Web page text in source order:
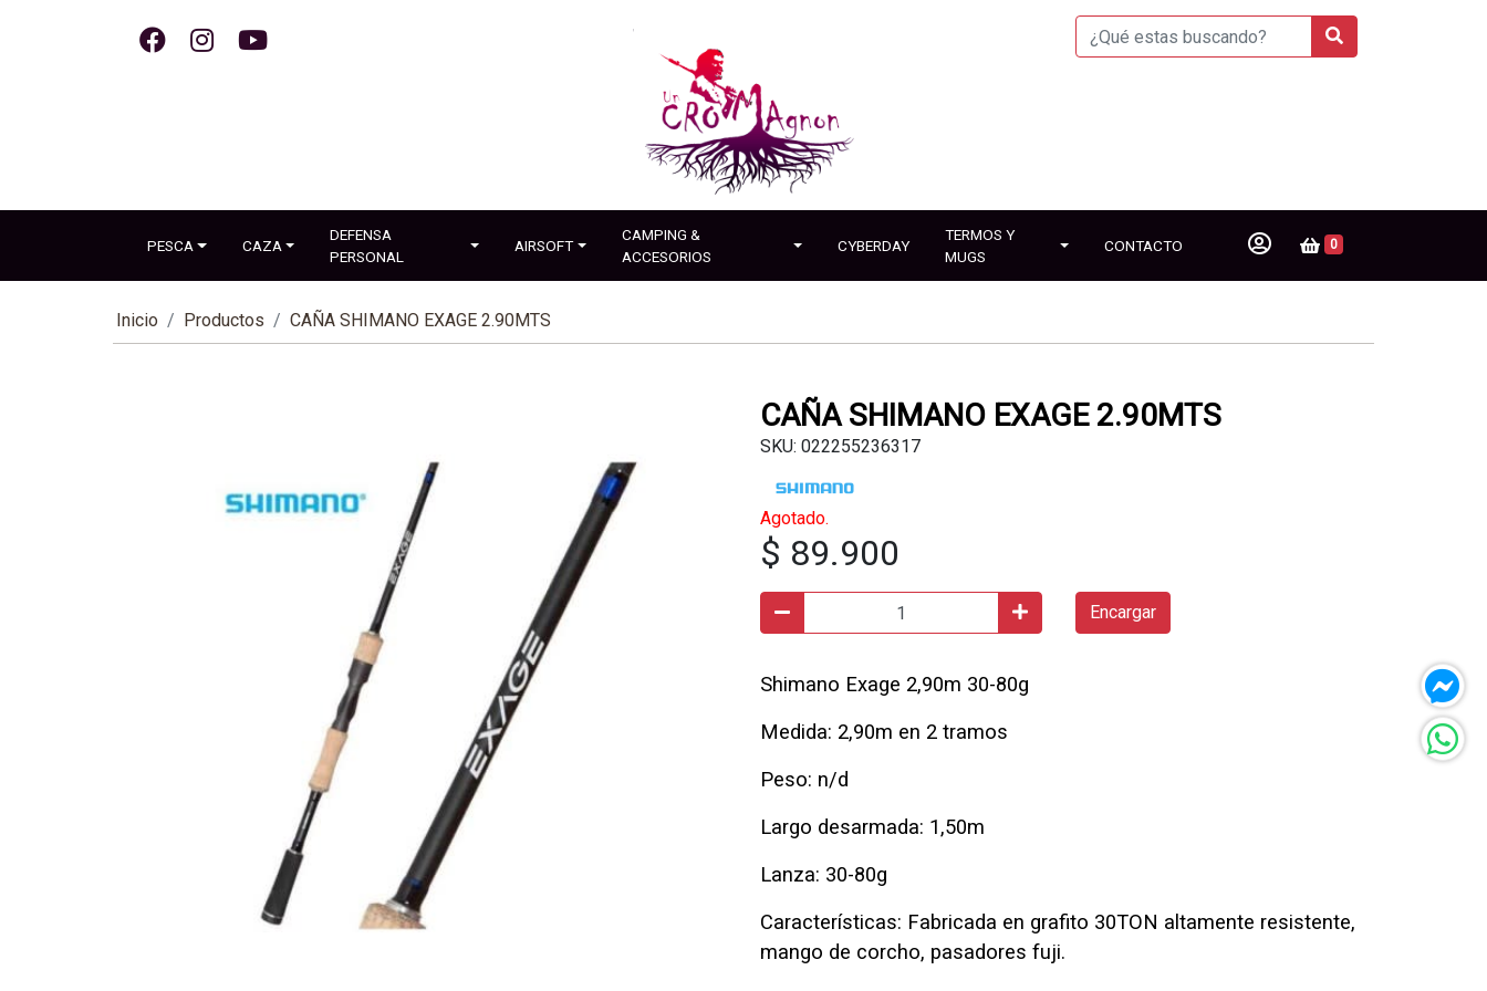
PESCA CAZA
DEFENSA
PERSONAL
AIRSOFT
CAMPING &
ACCESORIOS
CYBERDAY
TERMOS Y
MUGS
CONTACTO 0
Inicio Productos CAÑA SHIMANO EXAGE 2.90MTS
CAÑA SHIMANO EXAGE 2.90MTS
SKU: 022255236317
Agotado.
$ 89.900
Encargar
Shimano Exage 2,90m 30-80g
Medida: 2,90m en 2 tramos
Peso: n/d
Largo desarmada: 1,50m
Lanza: 30-80g
Características: Fabricada en grafito 30TON altamente resistente,
mango de corcho, pasadores fuji.